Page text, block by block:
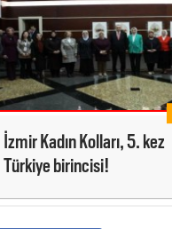
İzmir Kadın Kolları, 5. kez
Türkiye birincisi!